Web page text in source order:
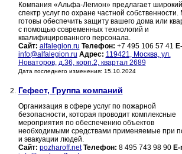
Компания «Альфа-Легион» предлагает широкий
спектр услуг по охране частной
готовы обеспечить защиту вашего дома или
с помощью современных технологий и
квалифицированного персонала.
Сайт: alfalegion.ru Телефон: +7 495 106 57 41
info@alfalegion.ru Адрес: 119421, Москва, ул.
Новаторов, д.36, корп.2, квартал 2689
Дата последнего изменения: 15.10.2024
2. Гефест, Группа компаний
Организация в сфере услуг по пожарной
безопасности, которая проводит комплексные
мероприятия по обеспечению объектов
необходимыми средствами применяемые при
и эвакуации людей.
Сайт: pozharoff.net Телефон: 8 495 743 98 90